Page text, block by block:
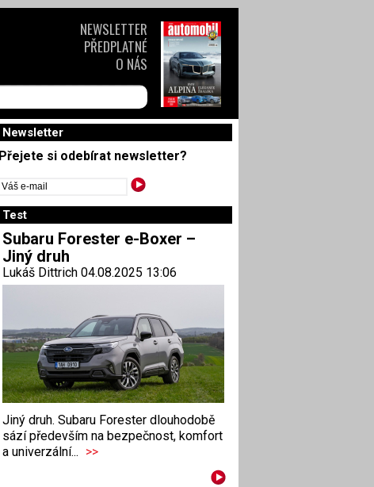
Newsletter
Přejete si odebírat newsletter?
Test
Subaru Forester e-Boxer –
Jiný druh
Lukáš Dittrich 04.08.2025 13:06
Jiný druh. Subaru Forester dlouhodobě
sází především na bezpečnost, komfort
a univerzální... >>
NEWSLETTER
PŘEDPLATNÉ
O NÁS